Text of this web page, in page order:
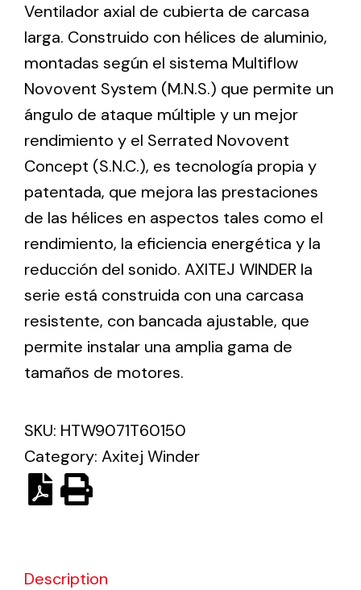
Ventilation
The incorporation of Novovent into the group
meant a greater offer of ventilation products for
different uses
Iluminación Solar
Variedad de soluciones solares para todo tipo
de necesidades.
Variety of solar solutions for all kinds of needs.
Ventilador axial de cubierta de carcasa
larga. Construido con hélices de aluminio,
montadas según el sistema Multiflow
Novovent System (M.N.S.) que permite un
ángulo de ataque múltiple y un mejor
rendimiento y el Serrated Novovent
Concept (S.N.C.), es tecnología propia y
patentada, que mejora las prestaciones
de las hélices en aspectos tales como el
rendimiento, la eficiencia energética y la
reducción del sonido. AXITEJ WINDER la
serie está construida con una carcasa
resistente, con bancada ajustable, que
permite instalar una amplia gama de
tamaños de motores.
SKU: HTW9071T60150
Category: Axitej Winder
Description